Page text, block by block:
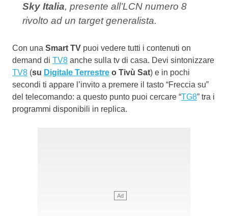
Sky Italia, presente all’LCN numero 8
rivolto ad un target generalista.
Con una Smart TV puoi vedere tutti i contenuti on
demand di TV8 anche sulla tv di casa. Devi sintonizzare
TV8 (su Digitale Terrestre o Tivù Sat) e in pochi
secondi ti appare l’invito a premere il tasto “Freccia su”
del telecomando: a questo punto puoi cercare “TG8” tra i
programmi disponibili in replica.